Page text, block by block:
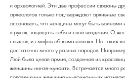
и археологией. Эти две профессии связаны
археологов только подтверждают архивные
осознавать, что женщины могут быть
в руках, защищать себя и свои владения. О
слышал, из мифов об «амазонках». Но таких
достаточно много у разных народов.
Люй была целая армия, созданная из
женщины нинзя-куноити. Встречается много